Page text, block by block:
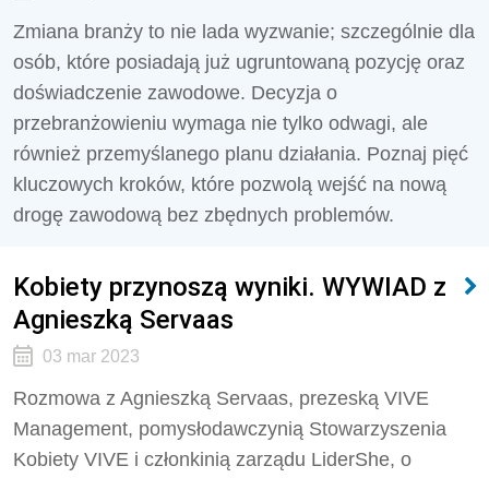
Zmiana branży to nie lada wyzwanie; szczególnie dla
osób, które posiadają już ugruntowaną pozycję oraz
doświadczenie zawodowe. Decyzja o
przebranżowieniu wymaga nie tylko odwagi, ale
również przemyślanego planu działania. Poznaj pięć
kluczowych kroków, które pozwolą wejść na nową
drogę zawodową bez zbędnych problemów.
Kobiety przynoszą wyniki. WYWIAD z
Agnieszką Servaas
03 mar 2023
Rozmowa z Agnieszką Servaas, prezeską VIVE
Management, pomysłodawczynią Stowarzyszenia
Kobiety VIVE i członkinią zarządu LiderShe, o